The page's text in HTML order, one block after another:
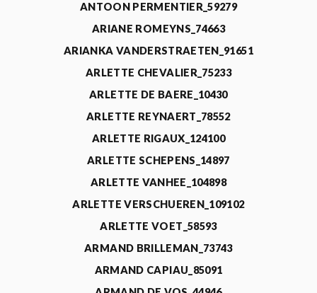
ANTOON PERMENTIER_59279
ARIANE ROMEYNS_74663
ARIANKA VANDERSTRAETEN_91651
ARLETTE CHEVALIER_75233
ARLETTE DE BAERE_10430
ARLETTE REYNAERT_78552
ARLETTE RIGAUX_124100
ARLETTE SCHEPENS_14897
ARLETTE VANHEE_104898
ARLETTE VERSCHUEREN_109102
ARLETTE VOET_58593
ARMAND BRILLEMAN_73743
ARMAND CAPIAU_85091